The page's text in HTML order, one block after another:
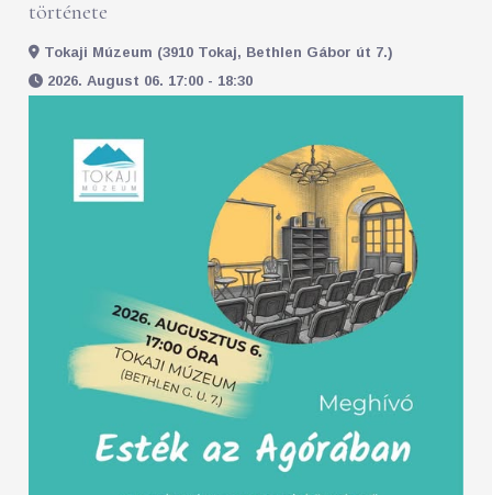
története
Tokaji Múzeum (3910 Tokaj, Bethlen Gábor út 7.)
2026. August 06. 17:00 - 18:30